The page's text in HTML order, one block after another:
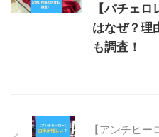
【バチェ
はなぜ？理
も調査！
【アンチヒ